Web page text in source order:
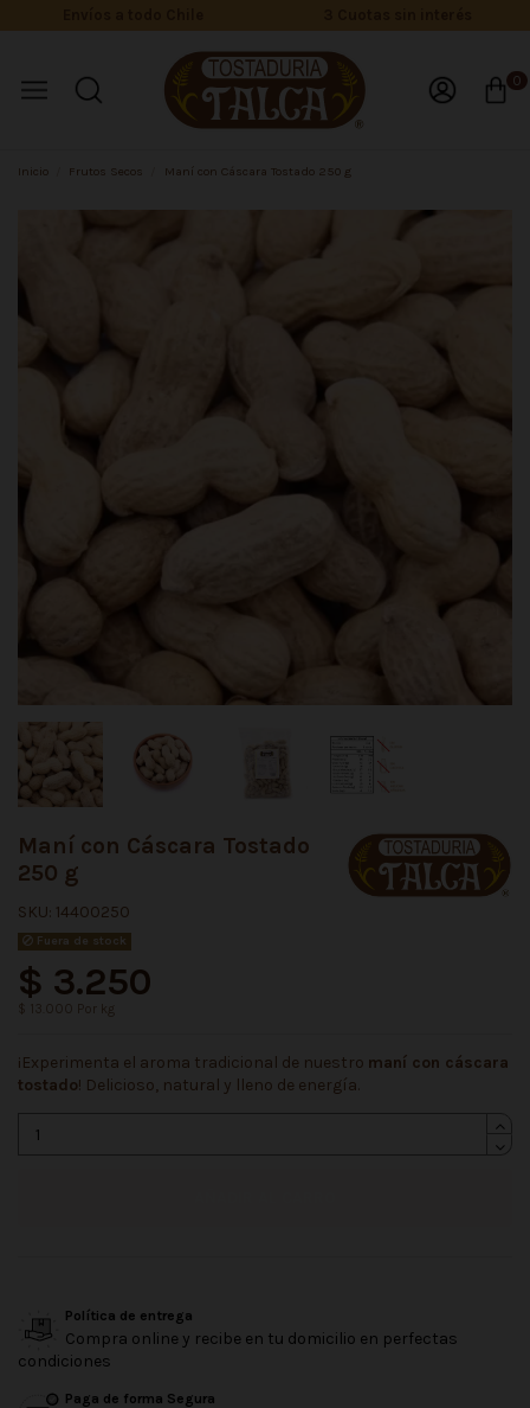
0
Inicio Frutos Secos Maní con Cáscara Tostado 250 g
Maní con Cáscara Tostado
250 g
SKU: 14400250
Fuera de stock
$ 3.250
$ 13.000 Por kg
¡Experimenta el aroma tradicional de nuestro maní con cáscara
tostado! Delicioso, natural y lleno de energía.
Política de entrega
Compra online y recibe en tu domicilio en perfectas
condiciones
Paga de forma Segura